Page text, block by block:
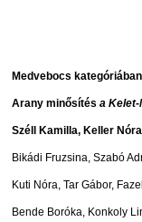
Medvebocs
Arany minősítés a
Széll Kamilla, Keller
Bikádi Fruzsina, Szabó
Kuti Nóra, Tar Gábor,
Bende Boróka, Konkoly